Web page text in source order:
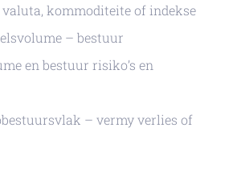
kommoditeite of indekse
– bestuur
en bestuur risiko’s en
– vermy verlies of